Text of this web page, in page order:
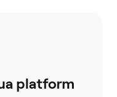
platform